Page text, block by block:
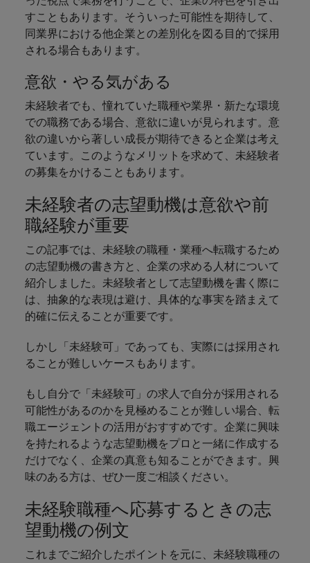
すこともあります。そういった可能性を期待して、
同業界における他企業との差別化を図る目的で採用
される場合もあります。
意欲・やる気がある
未経験者でも、憧れていた職種や業界・新たな環境
での職務である場合、意欲に違いが見られます。意
欲の違いから著しい成長が期待できると企業は考え
ています。このようなメリットを求めて、未経験者
の募集をかけることもあります。
未経験者の志望動機は意欲や前
職経験が重要
この記事では、未経験の職種・業種へ転職するため
の志望動機の書き方と、企業の求める人材について
紹介しました。未経験者として志望動機を書く際に
は、抽象的な表現は避け、具体的な事実を踏まえて
的確に伝えることが重要です。
しかし「未経験可」であっても、実際には採用され
ることが難しいケースもあります。
もし自分で「未経験可」の求人で自分が採用される
可能性があるのかを見極めることが難しい場合、転
職エージェントの活用がおすすめです。企業に興味
を持たれるような志望動機をプロと一緒に作成する
だけでなく、企業の真意も知ることができます。興
味のある方は、ぜひ一度ご相談ください。
未経験職種へ応募するときの志
望動機の例文
これまでご紹介したポイントを元に、未経験職種の